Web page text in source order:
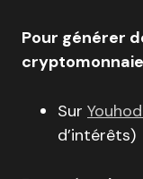
Pour générer
Sur
d’intérêts)